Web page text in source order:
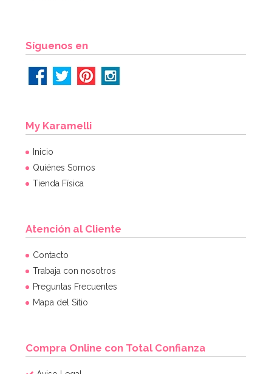
Síguenos en
My Karamelli
Inicio
Quiénes Somos
Tienda Física
Atención al Cliente
Contacto
Trabaja con nosotros
Preguntas Frecuentes
Mapa del Sitio
Compra Online con Total Confianza